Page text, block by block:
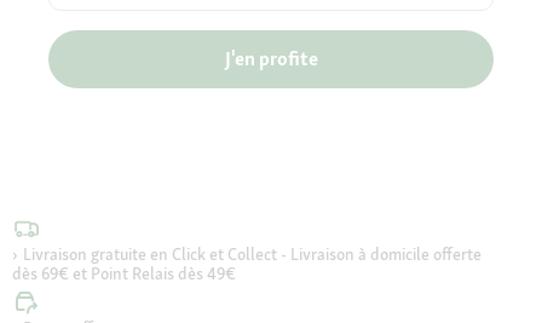
J'en profite
Livraison gratuite en Click et Collect - Livraison à domicile offerte
dès 69€ et Point Relais dès 49€